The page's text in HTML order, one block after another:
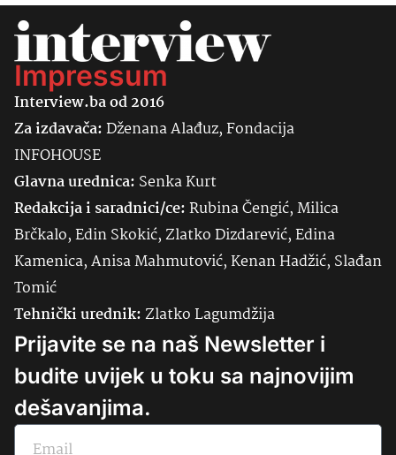
Impressum
Interview.ba od 2016
Za izdavača:Dženana Alađuz, Fondacija
INFOHOUSE
Glavna urednica: SenkaKurt
Redakcija i saradnici/ce:Rubina Čengić, Milica
Brčkalo, Edin Skokić, Zlatko Dizdarević, Edina
Kamenica, Anisa Mahmutović, Kenan Hadžić, Slađan
Tomić
Tehnički urednik:Zlatko Lagumdžija
Prijavite se na naš Newsletter i
budite uvijek u toku sa najnovijim
dešavanjima.